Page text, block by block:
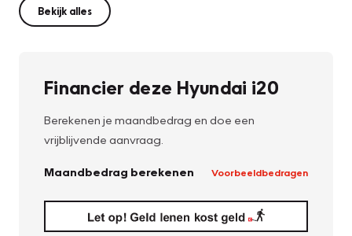
Bekijk alles
Financier deze Hyundai i20
Berekenen je maandbedrag en doe een
vrijblijvende aanvraag.
Maandbedrag berekenen Voorbeeldbedragen